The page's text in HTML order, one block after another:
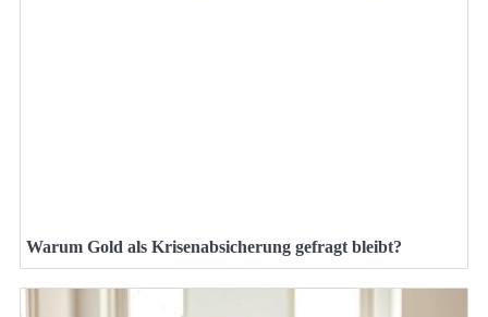
Warum Gold als Krisenabsicherung gefragt bleibt?